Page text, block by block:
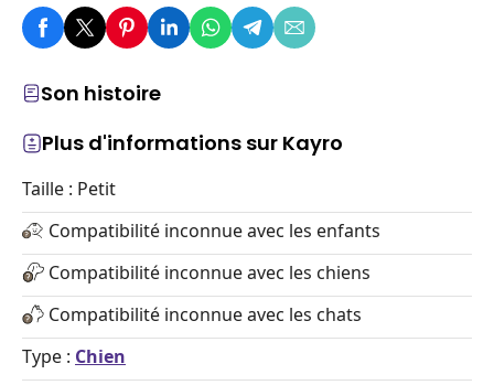
Son histoire
Plus d'informations sur Kayro
Taille : Petit
Compatibilité inconnue avec les enfants
Compatibilité inconnue avec les chiens
Compatibilité inconnue avec les chats
Type : Chien